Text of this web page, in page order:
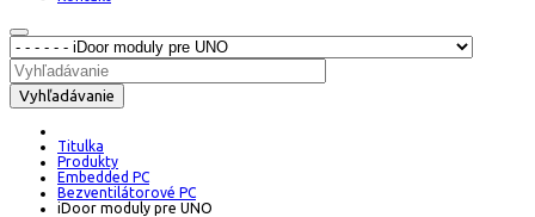
Vyhľadávanie
Titulka
Produkty
Embedded PC
Bezventilátorové PC
iDoor moduly pre UNO